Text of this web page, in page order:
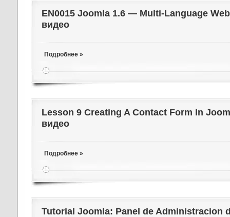
EN0015 Joomla 1.6 — Multi-Language
видео
Подробнее »
Lesson 9 Creating A Contact Form In
видео
Подробнее »
Tutorial Joomla: Panel de Administracion